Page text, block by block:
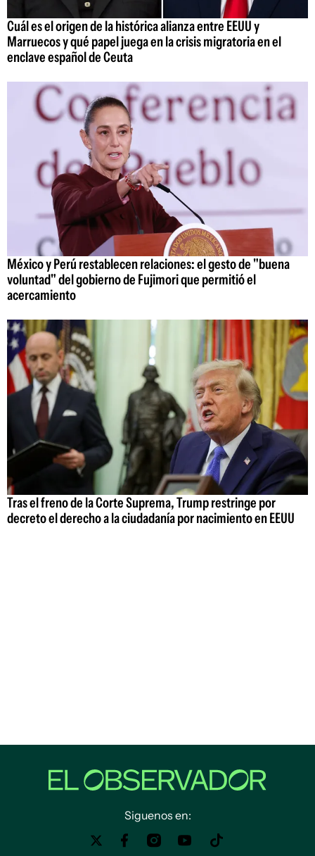
Cuál es el origen de la histórica alianza entre EEUU y
Marruecos y qué papel juega en la crisis migratoria en el
enclave español de Ceuta
México y Perú restablecen relaciones: el gesto de "buena
voluntad" del gobierno de Fujimori que permitió el
acercamiento
Tras el freno de la Corte Suprema, Trump restringe por
decreto el derecho a la ciudadanía por nacimiento en EEUU
Siguenos en: